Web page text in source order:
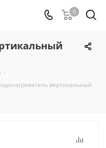
0
-
вертикальный